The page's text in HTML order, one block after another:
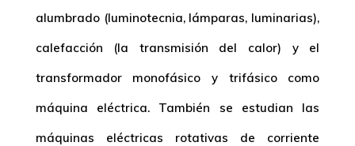
alumbrado (luminotecnia, lámparas, luminarias),
calefacción (la transmisión del calor) y el
transformador monofásico y trifásico como
máquina eléctrica. También se estudian las
máquinas eléctricas rotativas de corriente